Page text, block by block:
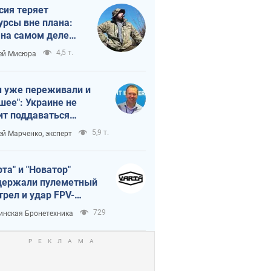
теряет
вне плана:
на самом деле
темп войны
Мисюра 4,5 т.
переживали и
Украине не
поддаваться
из-за
террора
Марченко, эксперт 5,9 т.
и "Новатор"
пулеметный
и удар FPV-
сохранив жизнь
ВСУ
Бронетехника 729